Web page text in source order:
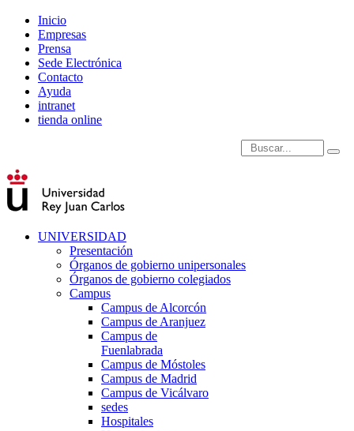
Inicio
Empresas
Prensa
Sede Electrónica
Contacto
Ayuda
intranet
tienda online
Introduce términos de
UNIVERSIDAD
Presentación
Órganos de gobierno unipersonales
Órganos de gobierno colegiados
Campus
Campus de Alcorcón
Campus de Aranjuez
Campus de
Fuenlabrada
Campus de Móstoles
Campus de Madrid
Campus de Vicálvaro
sedes
Hospitales